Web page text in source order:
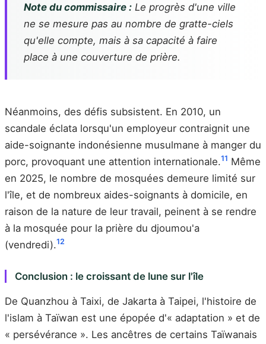
Note du commissaire : Le progrès d'une ville
ne se mesure pas au nombre de gratte-ciels
qu'elle compte, mais à sa capacité à faire
place à une couverture de prière.
Néanmoins, des défis subsistent. En 2010, un
scandale éclata lorsqu'un employeur contraignit une
aide-soignante indonésienne musulmane à manger du
porc, provoquant une attention internationale.11 Même
en 2025, le nombre de mosquées demeure limité sur
l'île, et de nombreux aides-soignants à domicile, en
raison de la nature de leur travail, peinent à se rendre
à la mosquée pour la prière du djoumou'a
(vendredi).12
Conclusion : le croissant de lune sur l'île
De Quanzhou à Taixi, de Jakarta à Taipei, l'histoire de
l'islam à Taïwan est une épopée d'« adaptation » et de
« persévérance ». Les ancêtres de certains Taïwanais